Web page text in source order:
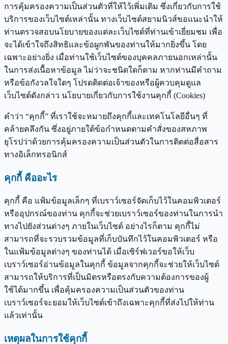
การคุ้มครองความเป็นส่วนตัวที่ให้ไว้เพิ่มเติม ซึ่งเกี่ยวกับการใช้
บริการของเว็บไซต์เหล่านั้น ทางเว็บไซต์สยามนิวส์ขอแนะนำให้
ท่านตรวจสอบนโยบายของแต่ละเว็บไซต์ที่ท่านเข้าเยี่ยมชม เพื่อ
จะได้เข้าใจถึงสิทธิและข้อผูกพันของท่านให้มากยิ่งขึ้น โดย
เฉพาะอย่างยิ่ง เมื่อท่านใช้เว็บไซต์ของบุคคลภายนอกเหล่านั้น
ในการส่งเนื้อหาข้อมูล ไม่ว่าจะชนิดใดก็ตาม หากท่านมีคำถาม
หรือข้อกังวลใจใดๆ โปรดติดต่อเจ้าของหรือผู้ควบคุมดูแล
เว็บไซต์ดังกล่าว นโยบายเกี่ยวกับการใช้งานคุกกี้ (Cookies)
คำว่า “คุกกี้” ที่เราใช้จะหมายถึงคุกกี้และเทคโนโลยีอื่นๆ ที่
คล้ายคลึงกัน ซึ่งอยู่ภายใต้ข้อกำหนดตามคำสั่งของสหภาพ
ยุโรปว่าด้วยการคุ้มครองความเป็นส่วนตัวในการติดต่อสื่อสาร
ทางอิเล็กทรอนิกส์
คุกกี้ คืออะไร
คุกกี้ คือ แฟ้มข้อมูลเล็กๆ ที่เบราว์เซอร์จัดเก็บไว้ในคอมพิวเตอร์
หรืออุปกรณ์ของท่าน คุกกี้จะช่วยเบราว์เซอร์ของท่านในการนำ
ทางไปยังส่วนต่างๆ ภายในเว็บไซต์ อย่างไรก็ตาม คุกกี้ไม่
สามารถที่จะรวบรวมข้อมูลที่เก็บบันทึกไว้ในคอมพิวเตอร์ หรือ
ในแฟ้มข้อมูลต่างๆ ของท่านได้ เมื่อเซิร์ฟเวอร์ขอให้เว็บ
เบราว์เซอร์อ่านข้อมูลในคุกกี้ ข้อมูลจากคุกกี้จะช่วยให้เว็บไซต์
สามารถให้บริการที่เป็นมิตรหรือตรงกับความต้องการของผู้
ใช้ได้มากขึ้น เพื่อคุ้มครองความเป็นส่วนตัวของท่าน
เบราว์เซอร์จะยอมให้เว็บไซต์เข้าถึงเฉพาะคุกกี้ที่ส่งไปให้ท่าน
แล้วเท่านั้น
เหตุผลในการใช้คุกกี้